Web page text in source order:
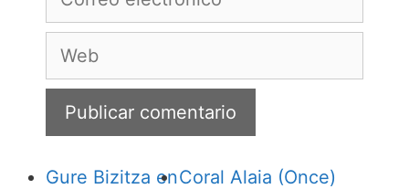
Web
Gure Bizitza enCoral Alaia (Once)